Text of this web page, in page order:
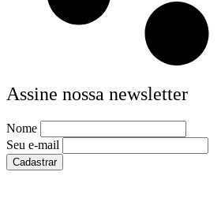
Assine nossa newsletter
Nome
Seu e-mail